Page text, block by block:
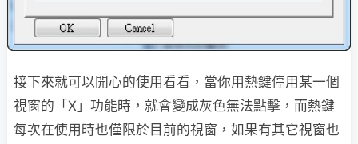
接下來就可以開心的使用看看，當你用熱鍵停用某一個
視窗的「X」功能時，就會變成灰色無法點擊，而熱鍵
每次在使用時也僅限於目前的視窗，如果有其它視窗也